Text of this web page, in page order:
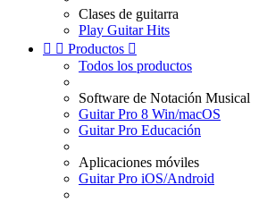
Clases de guitarra
Play Guitar Hits
  Productos 
Todos los productos
Software de Notación Musical
Guitar Pro 8 Win/macOS
Guitar Pro Educación
Aplicaciones móviles
Guitar Pro iOS/Android